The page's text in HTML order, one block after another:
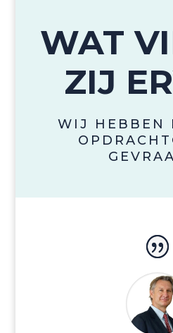
WAT
ZIJ
WIJ HEBBEN